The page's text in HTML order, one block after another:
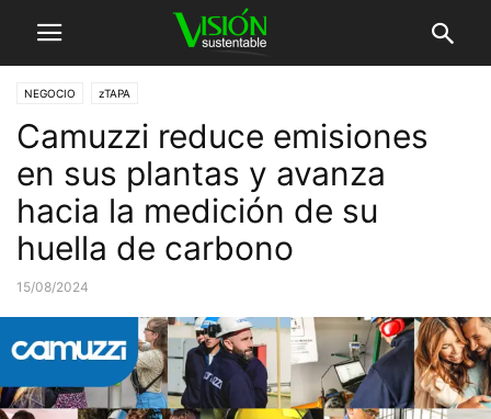
NEGOCIO zTAPA
Camuzzi reduce emisiones
en sus plantas y avanza
hacia la medición de su
huella de carbono
15/08/2024